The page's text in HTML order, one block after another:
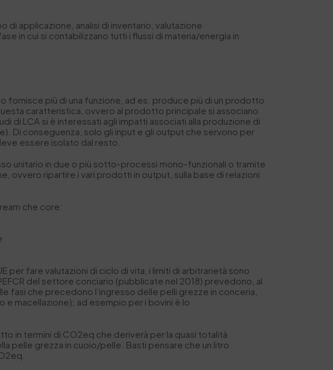
applicazione, analisi di inventario, valutazione
in cui si contabilizzano tutti i flussi di materia/energia in
fornisce più di una funzione, ad es. produce più di un prodotto
caratteristica, ovvero al prodotto principale si associano
LCA si è interessati agli impatti associati alla produzione di
Di conseguenza, solo gli input e gli output che servono per
essere isolato dal resto.
unitario in due o più sotto-processi mono-funzionali o tramite
, ovvero ripartire i vari prodotti in output, sulla base di relazioni
che core:
per fare valutazioni di ciclo di vita, i limiti di arbitrarietà sono
del settore conciario (pubblicate nel 2018) prevedono, al
fasi che precedono l’ingresso delle pelli grezze in conceria,
e macellazione); ad esempio per i bovini è lo
in termini di CO2eq che deriverà per la quasi totalità
pelle grezza in cuoio/pelle. Basti pensare che un litro
2eq.